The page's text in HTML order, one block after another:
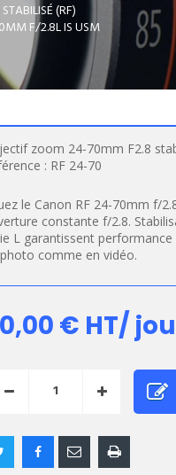
(RF)
F/2.8L IS USM
zoom 24-70mm F2.8
: RF 24-70
le Canon RF 24-70mm f/
constante f/2.8.
L garantissent
comme en vidéo.
€ HT/